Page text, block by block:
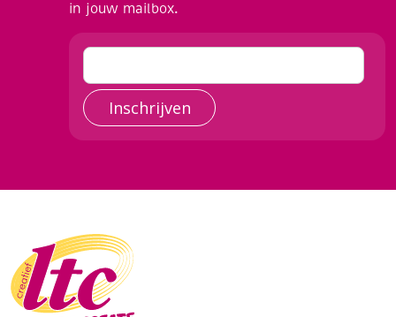
in jouw mailbox.
Inschrijven